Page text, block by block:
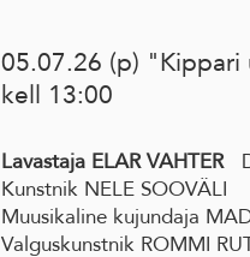
05.07.26 (p) "Kippari
kell 13:00
Lavastaja ELAR VAHTER
Kunstnik NELE SOOVÄLI
Muusikaline kujundaja
Valguskunstnik ROMMI